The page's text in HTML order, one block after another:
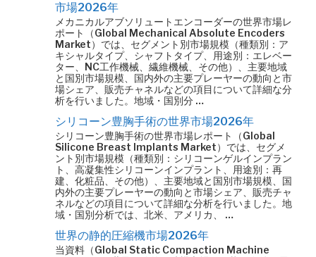
市場2026年
メカニカルアブソリュートエンコーダーの世界市場レ
ポート（Global Mechanical Absolute Encoders
Market）では、セグメント別市場規模（種類別：ア
キシャルタイプ、シャフトタイプ、用途別：エレベー
ター、NC工作機械、繊維機械、その他）、主要地域
と国別市場規模、国内外の主要プレーヤーの動向と市
場シェア、販売チャネルなどの項目について詳細な分
析を行いました。地域・国別分 …
シリコーン豊胸手術の世界市場2026年
シリコーン豊胸手術の世界市場レポート（Global
Silicone Breast Implants Market）では、セグメ
ント別市場規模（種類別：シリコーンゲルインプラン
ト、高凝集性シリコーンインプラント、用途別：再
建、化粧品、その他）、主要地域と国別市場規模、国
内外の主要プレーヤーの動向と市場シェア、販売チャ
ネルなどの項目について詳細な分析を行いました。地
域・国別分析では、北米、アメリカ、 …
世界の静的圧縮機市場2026年
当資料（Global Static Compaction Machine